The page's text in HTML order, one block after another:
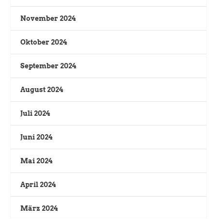
November 2024
Oktober 2024
September 2024
August 2024
Juli 2024
Juni 2024
Mai 2024
April 2024
März 2024